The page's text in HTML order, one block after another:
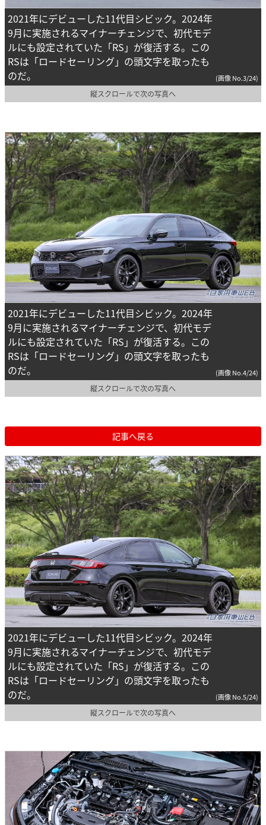
2021年にデビューした11代目シビック。2024年
9月に実施されるマイナーチェンジで、初代モデ
ルにも設定されていた「RS」が復活する。この
RSは「ロードセーリング」の頭文字を取ったも
のだ。
(画像 No.3/24)
縦スクロールで次の写真へ
2021年にデビューした11代目シビック。2024年
9月に実施されるマイナーチェンジで、初代モデ
ルにも設定されていた「RS」が復活する。この
RSは「ロードセーリング」の頭文字を取ったも
のだ。
(画像 No.4/24)
縦スクロールで次の写真へ
記事へ戻る
2021年にデビューした11代目シビック。2024年
9月に実施されるマイナーチェンジで、初代モデ
ルにも設定されていた「RS」が復活する。この
RSは「ロードセーリング」の頭文字を取ったも
のだ。
(画像 No.5/24)
縦スクロールで次の写真へ